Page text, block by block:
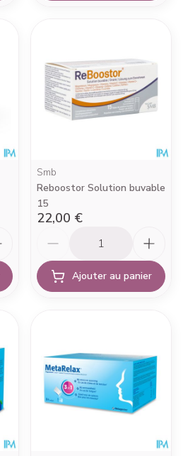
Smb
Reboostor Solution buvable
15
22,00 €
Ajouter au panier